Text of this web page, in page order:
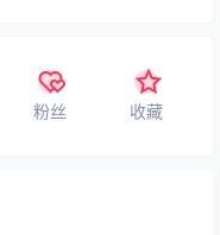
粉丝 收藏